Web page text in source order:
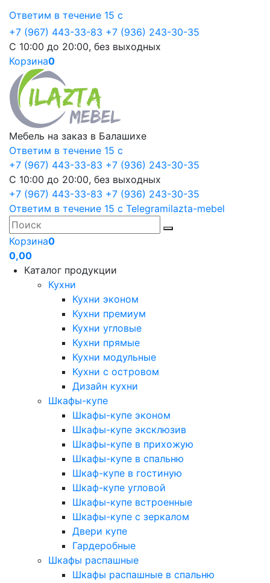
Ответим в течение 15 с
+7 (967) 443-33-83 +7 (936) 243-30-35
С 10:00 до 20:00, без выходных
Корзина0
Мебель на заказ в Балашихе
Ответим в течение 15 с
+7 (967) 443-33-83 +7 (936) 243-30-35
С 10:00 до 20:00, без выходных
+7 (967) 443-33-83 +7 (936) 243-30-35
Ответим в течение 15 с Telegramilazta-mebel
Корзина0
0,00
Каталог продукции
Кухни
Кухни эконом
Кухни премиум
Кухни угловые
Кухни прямые
Кухни модульные
Кухни с островом
Дизайн кухни
Шкафы-купе
Шкафы-купе эконом
Шкафы-купе эксклюзив
Шкафы-купе в прихожую
Шкафы-купе в спальню
Шкаф-купе в гостиную
Шкаф-купе угловой
Шкафы-купе встроенные
Шкафы-купе с зеркалом
Двери купе
Гардеробные
Шкафы распашные
Шкафы распашные в спальню